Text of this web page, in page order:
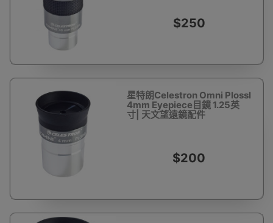
$250
星特朗Celestron Omni Plossl
4mm Eyepiece目鏡 1.25英
寸| 天文望遠鏡配件
$200